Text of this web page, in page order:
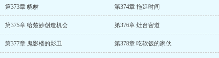
第373章 貔貅 第374章 拖延时间
第375章 给楚妙创造机会 第376章 灶台密道
第377章 鬼影楼的影卫 第378章 吃软饭的家伙